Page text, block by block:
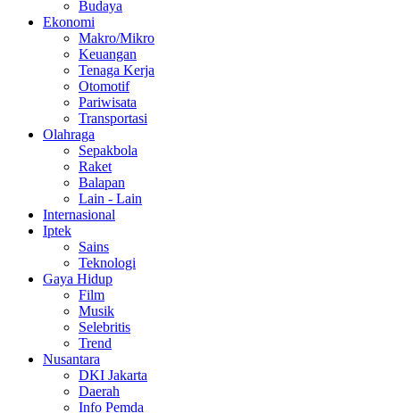
Budaya
Ekonomi
Makro/Mikro
Keuangan
Tenaga Kerja
Otomotif
Pariwisata
Transportasi
Olahraga
Sepakbola
Raket
Balapan
Lain - Lain
Internasional
Iptek
Sains
Teknologi
Gaya Hidup
Film
Musik
Selebritis
Trend
Nusantara
DKI Jakarta
Daerah
Info Pemda